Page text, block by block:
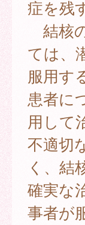
症を残
結核
ては、
服用す
患者に
用して
不適切
く、結
確実な
事者が